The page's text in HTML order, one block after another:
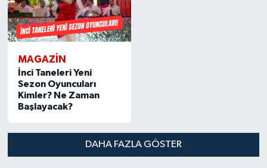
MAGAZIN
İnci Taneleri Yeni
Sezon Oyuncuları
Kimler? Ne Zaman
Başlayacak?
DAHA FAZLA GÖSTER